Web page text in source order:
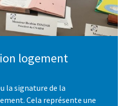
logement
la signature de la
Cela représente une